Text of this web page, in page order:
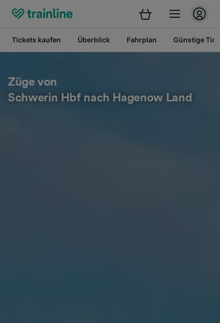
Tickets kaufen Überblick Fahrplan Günstige
Züge von
Schwerin Hbf nach Hagenow Land